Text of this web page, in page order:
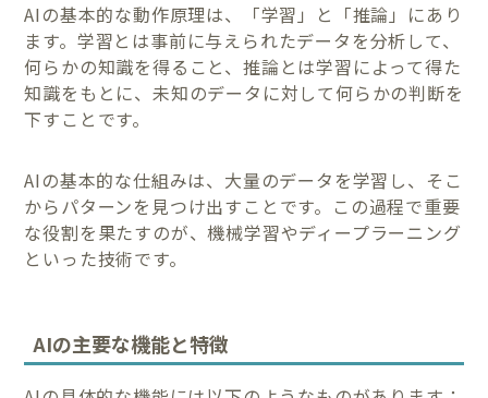
AIの基本的な動作原理は、「学習」と「推論」にあり
ます。学習とは事前に与えられたデータを分析して、
何らかの知識を得ること、推論とは学習によって得た
知識をもとに、未知のデータに対して何らかの判断を
下すことです。
AIの基本的な仕組みは、大量のデータを学習し、そこ
からパターンを見つけ出すことです。この過程で重要
な役割を果たすのが、機械学習やディープラーニング
といった技術です。
AIの主要な機能と特徴